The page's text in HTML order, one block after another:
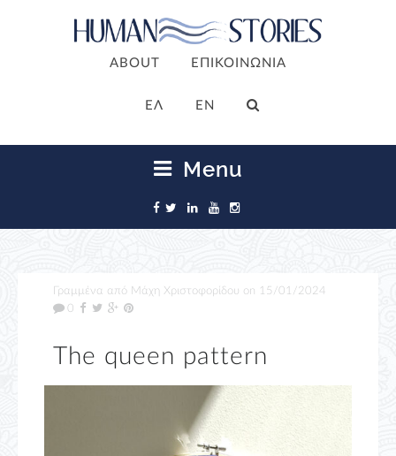
ABOUT ΕΠΙΚΟΙΝΩΝΙΑ
ΕΛ EN
Menu
Γραμμένα από Μάχη Χριστοφορίδου on 15/01/2024
0
Τhe queen pattern